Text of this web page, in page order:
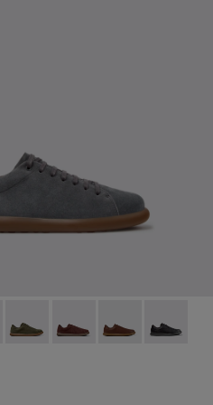
für Herren.
aus Nubukleder.
Herrensneaker aus Nubukleder.
Ledersneaker für Herren.
- Schwarze Sneaker aus
- K101003-015 - Graue
Soller - K101003-014 - Grüne
Pelotas Soller - K101003-009 -
Pelotas Soller -Pelotas Soller -
Pelotas